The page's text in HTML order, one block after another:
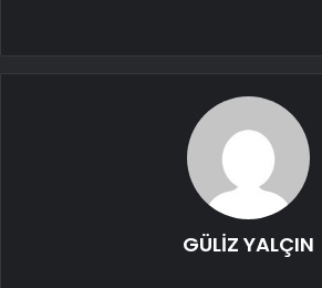
GÜLİZ YALÇIN